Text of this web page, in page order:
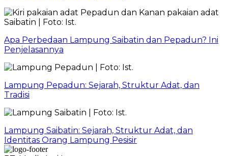
Apa Perbedaan Lampung Saibatin dan Pepadun? Ini
Penjelasannya
Lampung Pepadun: Sejarah, Struktur Adat, dan
Tradisi
Lampung Saibatin: Sejarah, Struktur Adat, dan
Identitas Orang Lampung Pesisir